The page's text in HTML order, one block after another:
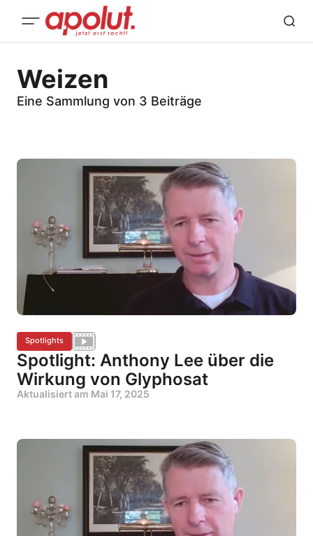
Weizen
Eine Sammlung von 3 Beiträge
Spotlights
Spotlight: Anthony Lee über die
Wirkung von Glyphosat
Aktualisiert am Mai 17, 2025